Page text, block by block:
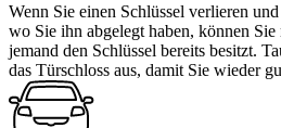
Wenn Sie einen Schlüssel verlieren
wo Sie ihn abgelegt haben, können Sie
jemand den Schlüssel bereits besitzt.
das Türschloss aus, damit Sie wieder